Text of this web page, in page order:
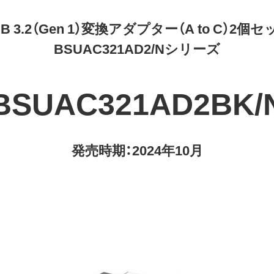
3.2（Gen 1）変換アダプター（A to C）2個セ
BSUAC321AD2/Nシリーズ
発売時期：2024年10月